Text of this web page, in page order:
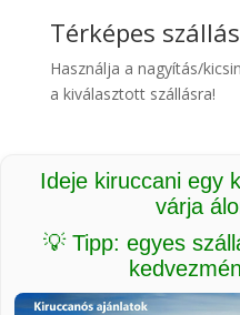
Térképes
Használja a nagyítás/
a kiválasztott szállásra!
Ideje kiruccani egy
várja
💡 Tipp: egyes